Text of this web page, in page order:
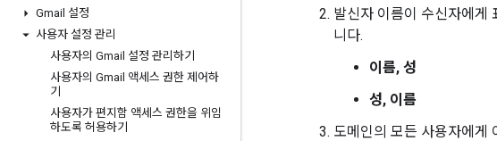
Gmail 설정
사용자 설정 관리
사용자의 Gmail 설정 관리하기
사용자의 Gmail 액세스 권한 제어하
기
사용자가 편지함 액세스 권한을 위임
하도록 허용하기
발신자 이름이 수신자에게
니다.
이름, 성
성, 이름
도메인의 모든 사용자에게